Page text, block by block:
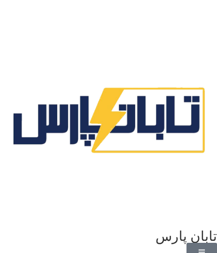
تابان پارس